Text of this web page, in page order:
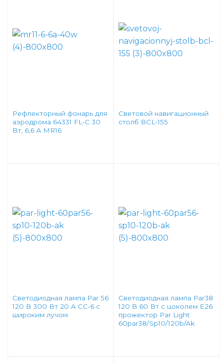
Рефлекторный фонарь для
аэродрома 64331 FL-C 30
Вт, 6,6 А MR16
Световой навигационный
столб BCL-155
Светодиодная лампа Par 56
120 В 300 Вт 20 А CC-6 с
широким лучом
Светодиодная лампа Par38
120 В 60 Вт с цоколем E26
прожектор Par Light
60par38/Sp10/120b/Ak